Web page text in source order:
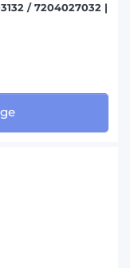
/ 7204027032 |